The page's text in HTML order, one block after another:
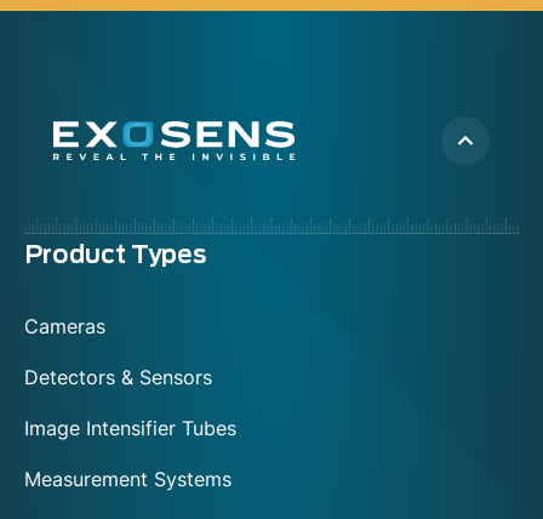
Menu
Product Types
Cameras
Detectors & Sensors
Image Intensifier Tubes
Measurement Systems